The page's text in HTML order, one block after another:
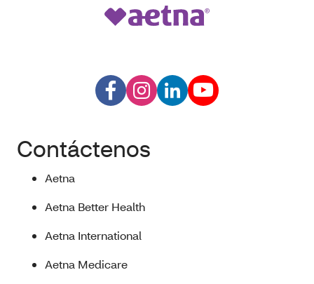
Contáctenos
Aetna
Aetna Better Health
Aetna International
Aetna Medicare